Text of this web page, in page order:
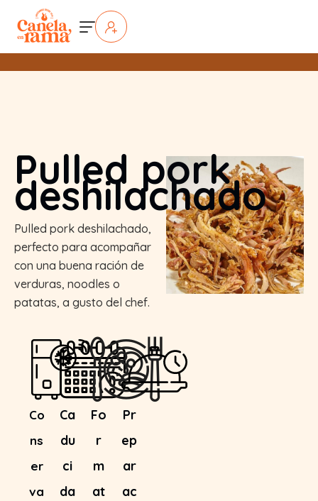
Pulled pork
deshilachado
Pulled pork deshilachado,
perfecto para acompañar
con una buena ración de
verduras, noodles o
patatas, a gusto del chef.
Co
ns
er
va
Ca
du
ci
da
Fo
r
m
at
Pr
ep
ar
ac